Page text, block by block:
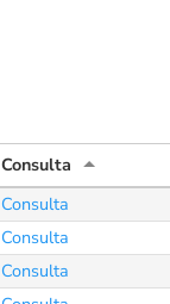
Consulta
Consulta
Consulta
Consulta